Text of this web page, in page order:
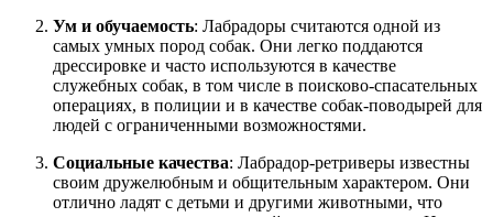
Ум и обучаемость: Лабрадоры считаются одной из
самых умных пород собак. Они легко поддаются
дрессировке и часто используются в качестве
служебных собак, в том числе в поисково-спасательных
операциях, в полиции и в качестве собак-поводырей для
людей с ограниченными возможностями.
Социальные качества: Лабрадор-ретриверы известны
своим дружелюбным и общительным характером. Они
отлично ладят с детьми и другими животными, что